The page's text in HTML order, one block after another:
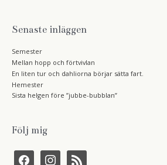
Senaste inläggen
Semester
Mellan hopp och förtvivlan
En liten tur och dahliorna börjar sätta fart.
Hemester
Sista helgen före ”jubbe-bubblan”
Följ mig
f
i
r